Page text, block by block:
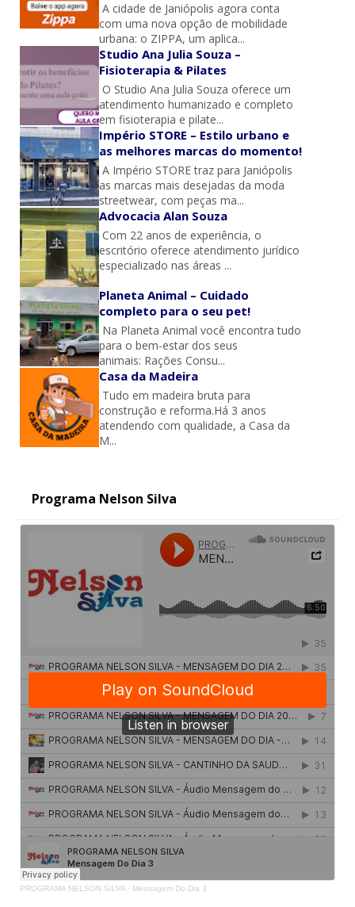
A cidade de Janiópolis agora conta
com uma nova opção de mobilidade
urbana: o ZIPPA, um aplica...
Studio Ana Julia Souza –
Fisioterapia & Pilates
O Studio Ana Julia Souza oferece um
atendimento humanizado e completo
em fisioterapia e pilate...
Império STORE – Estilo urbano e
as melhores marcas do momento!
A Império STORE traz para Janiópolis
as marcas mais desejadas da moda
streetwear, com peças ma...
Advocacia Alan Souza
Com 22 anos de experiência, o
escritório oferece atendimento jurídico
especializado nas áreas ...
Planeta Animal – Cuidado
completo para o seu pet!
Na Planeta Animal você encontra tudo
para o bem-estar dos seus
animais: Rações Consu...
Casa da Madeira
Tudo em madeira bruta para
construção e reforma.Há 3 anos
atendendo com qualidade, a Casa da
M...
Programa Nelson Silva
PROGRAMA NELSON SILVA · Mensagem Do Dia 3